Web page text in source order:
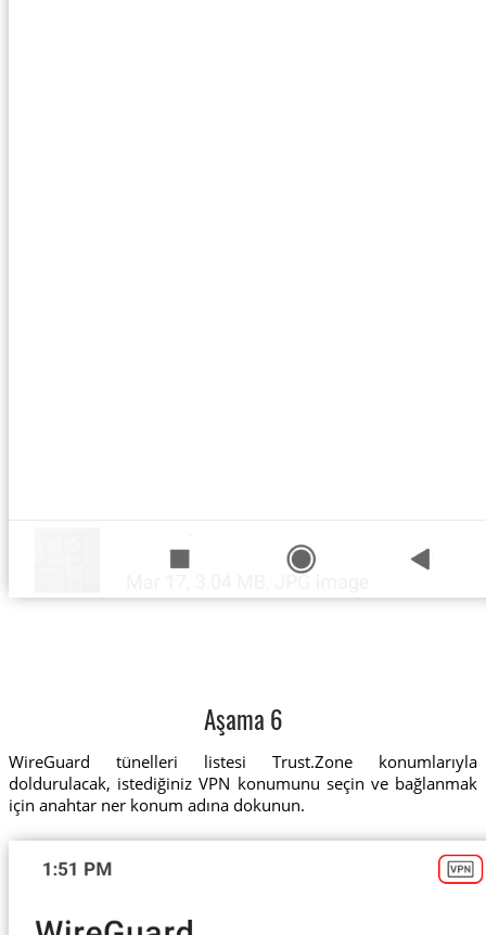
Aşama 6
WireGuard tünelleri listesi Trust.Zone konumlarıyla
doldurulacak, istediğiniz VPN konumunu seçin ve bağlanmak
için anahtar ner konum adına dokunun.